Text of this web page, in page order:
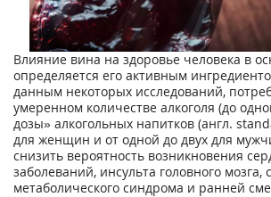
Влияние вина на здоровье человека в
определяется его активным
данным некоторых исследований,
умеренном количестве алкоголя (до
дозы» алкогольных напитков (англ.
для женщин и от одной до двух для
снизить вероятность возникновения
заболеваний, инсульта головного мозга,
метаболического синдрома и ранней